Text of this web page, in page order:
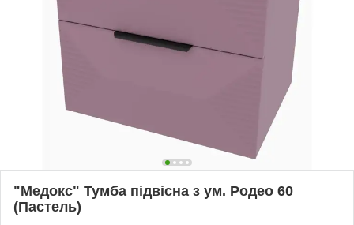
"Медокс" Тумба підвісна з ум. Родео 60
(Пастель)